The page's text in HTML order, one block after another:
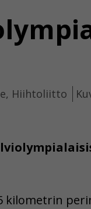
Hiihtoliitto
kilometrin